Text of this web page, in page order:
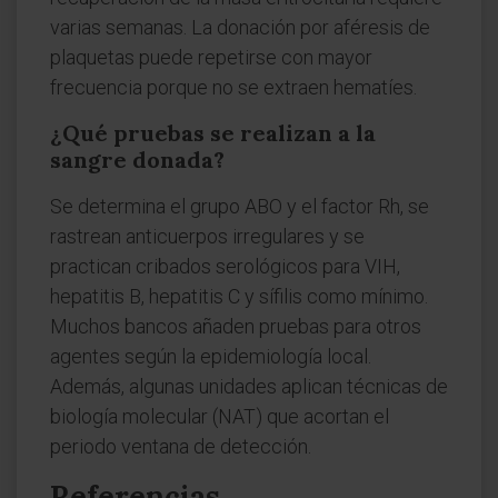
varias semanas. La donación por aféresis de
plaquetas puede repetirse con mayor
frecuencia porque no se extraen hematíes.
¿Qué pruebas se realizan a la
sangre donada?
Se determina el grupo ABO y el factor Rh, se
rastrean anticuerpos irregulares y se
practican cribados serológicos para VIH,
hepatitis B, hepatitis C y sífilis como mínimo.
Muchos bancos añaden pruebas para otros
agentes según la epidemiología local.
Además, algunas unidades aplican técnicas de
biología molecular (NAT) que acortan el
periodo ventana de detección.